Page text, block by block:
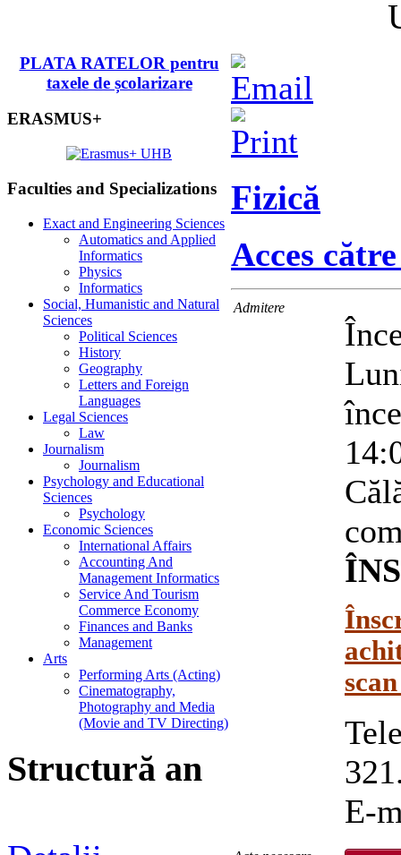
Fizică
Acces
Admitere
E-
PLATA RATELOR pentru
taxele de școlarizare
ERASMUS+
Faculties and Specializations
Exact and Engineering Sciences
Automatics and Applied
Informatics
Physics
Informatics
Social, Humanistic and Natural
Sciences
Political Sciences
History
Geography
Letters and Foreign
Languages
Legal Sciences
Law
Journalism
Journalism
Psychology and Educational
Sciences
Psychology
Economic Sciences
International Affairs
Accounting And
Management Informatics
Service And Tourism
Commerce Economy
Finances and Banks
Management
Arts
Performing Arts (Acting)
Cinematography,
Photography and Media
(Movie and TV Directing)
Structură an